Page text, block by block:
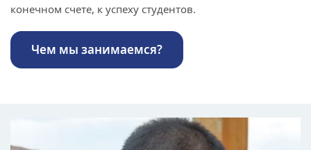
конечном счете, к успеху студентов.
Чем мы занимаемся?